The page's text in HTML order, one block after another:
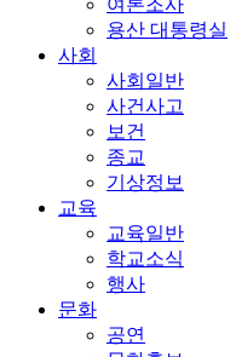
여론조사
용산 대통령실
사회
사회일반
사건사고
보건
종교
기상정보
교육
교육일반
학교소식
행사
문화
공연